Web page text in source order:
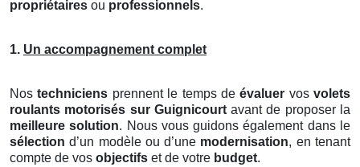
propriétaires ou professionnels.
1. Un accompagnement complet
Nostechniciens prennent le temps deévaluer vos volets
roulants motorisés sur Guignicourtavant de proposer la
meilleure solution. Nous vous guidons également dans le
sélection d’un modèle ou d’une modernisation, en tenant
compte de vos objectifs et de votre budget.